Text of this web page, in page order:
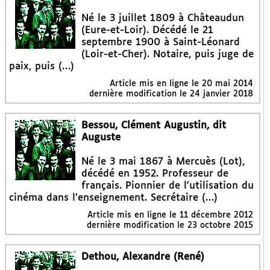
Né le 3 juillet 1809 à Châteaudun
(Eure-et-Loir). Décédé le 21
septembre 1900 à Saint-Léonard
(Loir-et-Cher). Notaire, puis juge de
paix, puis (…)
Article mis en ligne le20 mai 2014
dernière modification le 24 janvier 2018
Bessou, Clément Augustin, dit
Auguste
Né le 3 mai 1867 à Mercuès (Lot),
décédé en 1952. Professeur de
français. Pionnier de l’utilisation du
cinéma dans l’enseignement. Secrétaire (…)
Article mis en ligne le11 décembre 2012
dernière modification le 23 octobre 2015
Dethou, Alexandre (René)